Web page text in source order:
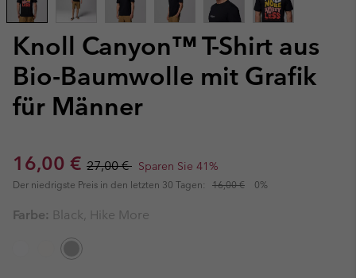
Knoll Canyon™ T-Shirt aus
Bio-Baumwolle mit Grafik
für Männer
Sale price:
16,00 € Regular price:
27,00 € Sparen Sie 41%
Der niedrigste Preis in den letzten 30 Tagen: 16,00 € 0%
Farbe: Black, Hike More